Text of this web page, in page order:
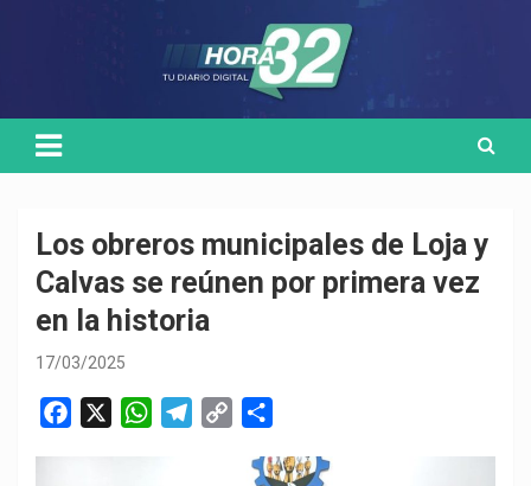
Los obreros municipales de Loja y
Calvas se reúnen por primera vez
en la historia
17/03/2025
W
m